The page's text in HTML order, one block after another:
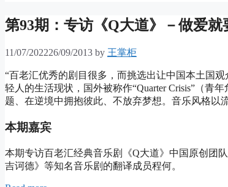
第93期：专访《Q大道》－做爱就
11/07/202226/09/2013 by 王掌柜
“百老汇优秀的剧目很多，而挑选出让中国本土国
轻人的生活现状，国外被称作“Quarter Crisis”（青
题、在逆境中拥抱彼此、不放弃梦想。音乐风格以
本期嘉宾
本期专访百老汇经典音乐剧《Q大道》中国原创团
吉诃德》等知名音乐剧的翻译成员程何。